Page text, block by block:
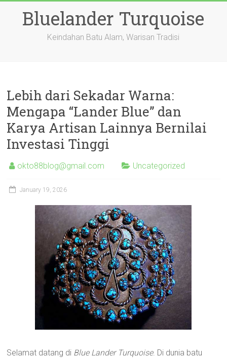
contentBluelander Turquoise
Keindahan Batu Alam, Warisan Tradisi
Lebih dari Sekadar Warna:
Mengapa “Lander Blue” dan
Karya Artisan Lainnya Bernilai
Investasi Tinggi
okto88blog@gmail.com Uncategorized
January 19, 2026
Selamat datang di Blue Lander Turquoise. Di dunia batu